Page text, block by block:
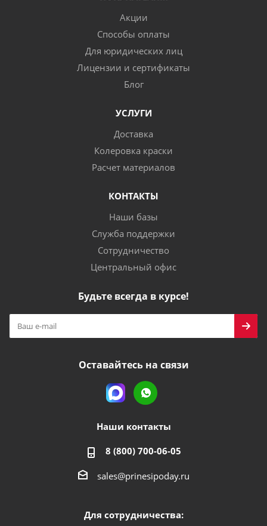
Акции
Способы оплаты
Для юридических лиц
Лицензии и сертификаты
Блог
УСЛУГИ
Доставка
Колеровка краски
Расчет материалов
КОНТАКТЫ
Наши базы
Служба поддержки
Сотрудничество
Центральный офис
Будьте всегда в курсе!
Оставайтесь на связи
Наши контакты
8 (800) 700-06-05
sales@prinesipoday.ru
Для сотрудничества: